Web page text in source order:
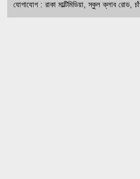
যোগাযোগ : রাকা মাল্টিমিডিয়া, স্কুল ক্লাব